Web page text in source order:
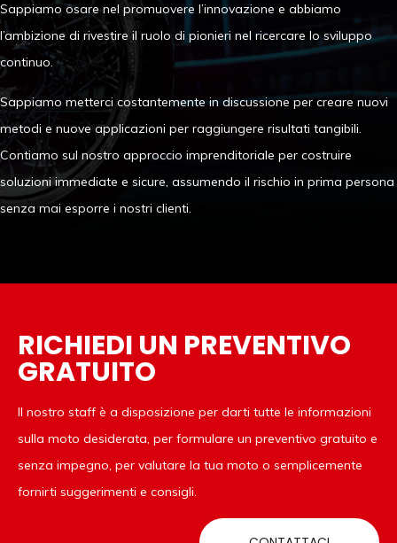
Sappiamo osare nel promuovere l’innovazione e abbiamo
l’ambizione di rivestire il ruolo di pionieri nel ricercare lo sviluppo
continuo.
Sappiamo metterci costantemente in discussione per creare nuovi
metodi e nuove applicazioni per raggiungere risultati tangibili.
Contiamo sul nostro approccio imprenditoriale per costruire
soluzioni immediate e sicure, assumendo il rischio in prima persona
senza mai esporre i nostri clienti.
RICHIEDI UN PREVENTIVO
GRATUITO
Il nostro staff è a disposizione per darti tutte le informazioni
sulla moto desiderata, per formulare un preventivo gratuito e
senza impegno, per valutare la tua moto o semplicemente
fornirti suggerimenti e consigli.